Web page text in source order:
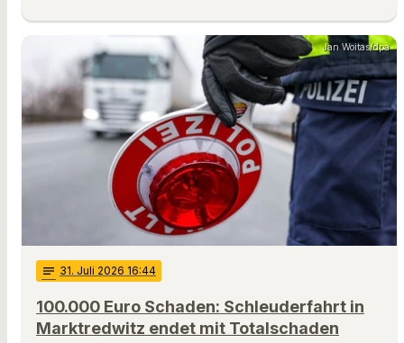
Jan Woitas/dpa
notes 31. Juli 2026 16:44
100.000 Euro Schaden: Schleuderfahrt in
Marktredwitz endet mit Totalschaden